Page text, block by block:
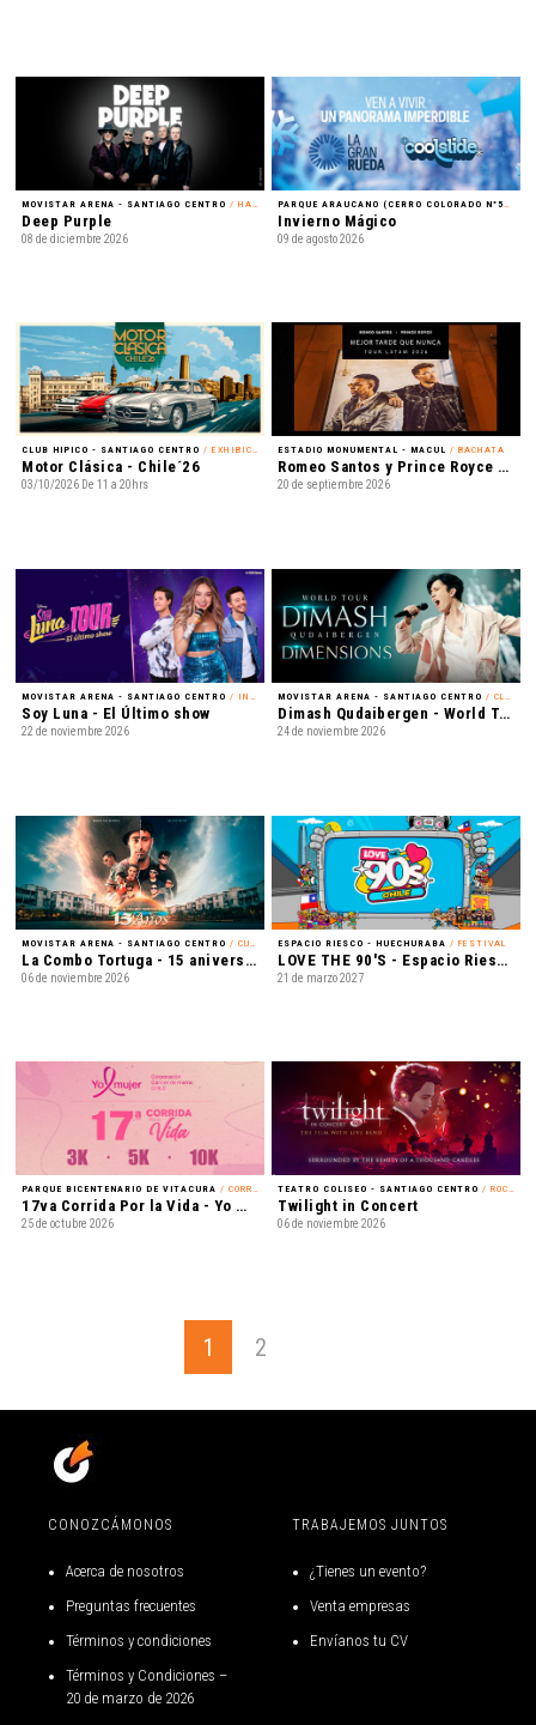
MOVISTAR ARENA - SANTIAGO CENTRO / HARD ROCK
Deep Purple
08 de diciembre 2026
PARQUE ARAUCANO (CERRO COLORADO N°5435) - LAS CONDES
Invierno Mágico
09 de agosto 2026
CLUB HIPICO - SANTIAGO CENTRO / EXHIBICIÓN
Motor Clásica - Chile´26
03/10/2026 De 11 a 20hrs
ESTADIO MONUMENTAL - MACUL / BACHATA
Romeo Santos y Prince Royce - Mejor Tarde que Nunca
20 de septiembre 2026
MOVISTAR ARENA - SANTIAGO CENTRO / INFANTIL
Soy Luna - El Último show
22 de noviembre 2026
MOVISTAR ARENA - SANTIAGO CENTRO / CLASSICAL CROSSOVER
Dimash Qudaibergen - World Tour: Dimensions
24 de noviembre 2026
MOVISTAR ARENA - SANTIAGO CENTRO / CUMBIA
La Combo Tortuga - 15 aniversario
06 de noviembre 2026
ESPACIO RIESCO - HUECHURABA / FESTIVAL
LOVE THE 90'S - Espacio Riesco 2027
21 de marzo 2027
PARQUE BICENTENARIO DE VITACURA / CORRIDA
17va Corrida Por la Vida - Yo Mujer
25 de octubre 2026
TEATRO COLISEO - SANTIAGO CENTRO / ROCK ALTERNATIVO
Twilight in Concert
06 de noviembre 2026
1 2
CONOZCÁMONOS
Acerca de nosotros
Preguntas frecuentes
Términos y condiciones
Términos y Condiciones –
20 de marzo de 2026
TRABAJEMOS JUNTOS
¿Tienes un evento?
Venta empresas
Envíanos tu CV